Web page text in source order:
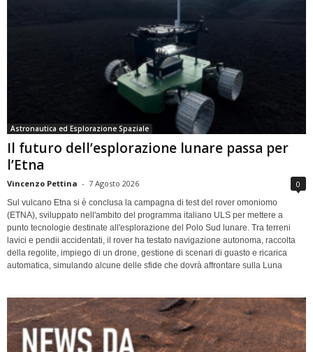
Astronautica ed Esplorazione Spaziale
Il futuro dell’esplorazione lunare passa per
l’Etna
Vincenzo Pettina - 7 Agosto 2026 0
Sul vulcano Etna si è conclusa la campagna di test del rover omoniomo
(ETNA), sviluppato nell'ambito del programma italiano ULS per mettere a
punto tecnologie destinate all'esplorazione del Polo Sud lunare. Tra terreni
lavici e pendii accidentati, il rover ha testato navigazione autonoma, raccolta
della regolite, impiego di un drone, gestione di scenari di guasto e ricarica
automatica, simulando alcune delle sfide che dovrà affrontare sulla Luna